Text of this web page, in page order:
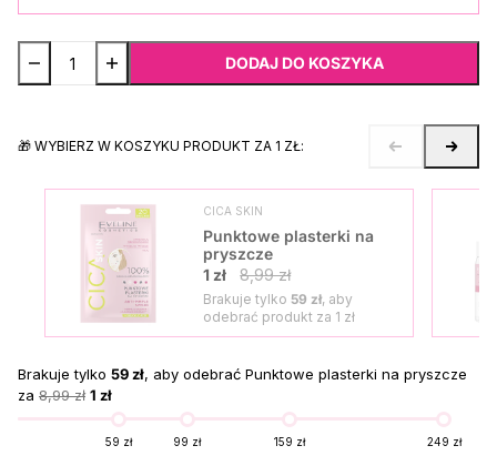
DODAJ DO KOSZYKA
🎁 WYBIERZ W KOSZYKU PRODUKT ZA 1 ZŁ:
CICA SKIN
Punktowe plasterki na
pryszcze
1 zł
8,99 zł
Brakuje tylko 59 zł, aby
odebrać produkt za 1 zł
Brakuje tylko 59 zł, aby odebrać Punktowe plasterki na pryszcze
za 8,99 zł 1 zł
59 zł 99 zł 159 zł 249 zł